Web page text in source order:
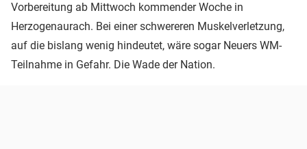
Vorbereitung ab Mittwoch kommender Woche in
Herzogenaurach. Bei einer schwereren Muskelverletzung,
auf die bislang wenig hindeutet, wäre sogar Neuers WM-
Teilnahme in Gefahr. Die Wade der Nation.